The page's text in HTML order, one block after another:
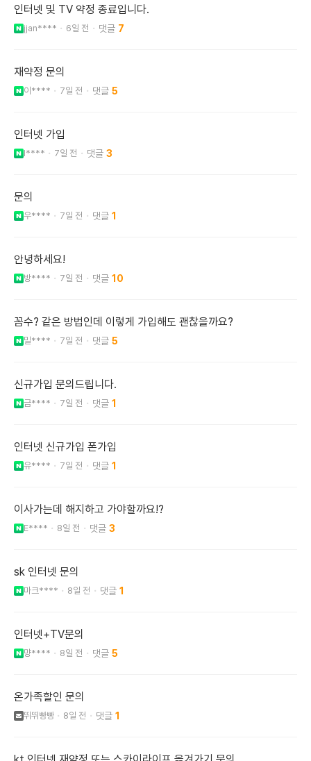
인터넷 및 TV 약정 종료입니다.
jjan**** 6일 전 7
재약정 문의
이**** 7일 전 5
인터넷 가입
l**** 7일 전 3
문의
우**** 7일 전 1
안녕하세요!
방**** 7일 전 10
꼼수? 같은 방법인데 이렇게 가입해도 괜찮을까요?
밀**** 7일 전 5
신규가입 문의드립니다.
금**** 7일 전 1
인터넷 신규가입 폰가입
유**** 7일 전 1
이사가는데 해지하고 가야할까요!?
E**** 8일 전 3
sk 인터넷 문의
마크**** 8일 전 1
인터넷+TV문의
먕**** 8일 전 5
온가족할인 문의
뛰뛰빵빵 8일 전 1